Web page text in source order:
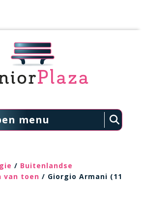
menu
/ Buitenlandse
van toen / Giorgio Armani (11